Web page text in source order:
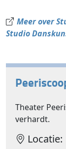
Meer over
Studio
Theater
verhardt.
Locatie: